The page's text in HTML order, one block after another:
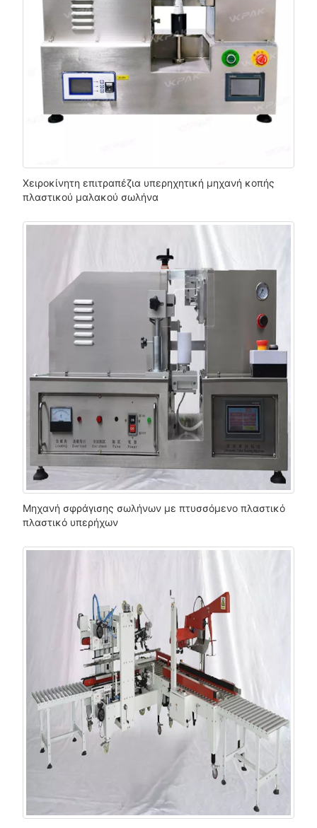
Χειροκίνητη επιτραπέζια υπερηχητική μηχανή κοπής
πλαστικού μαλακού σωλήνα
Μηχανή σφράγισης σωλήνων με πτυσσόμενο πλαστικό
πλαστικό υπερήχων